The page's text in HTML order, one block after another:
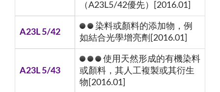
（A23L5/42優先）[2016.01]
A23L 5/42
染料或顏料的添加物，例
如結合光學增亮劑[2016.01]
A23L 5/43
使用天然形成的有機染料
或顏料，其人工複製或其衍生
物[2016.01]